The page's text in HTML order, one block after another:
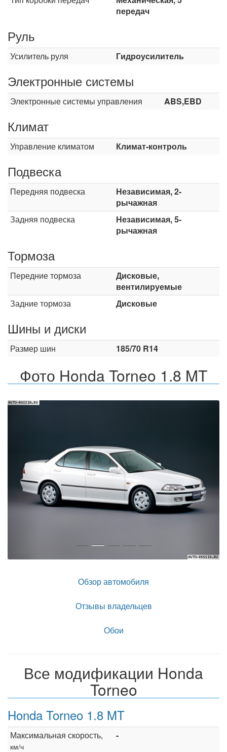
передач
Руль
Усилитель руля Гидроусилитель
Электронные системы
Электронные системы управления ABS,EBD
Климат
Управление климатом Климат-контроль
Подвеска
Передняя подвеска
Независимая, 2-
рычажная
Задняя подвеска
Независимая, 5-
рычажная
Тормоза
Передние тормоза
Дисковые,
вентилируемые
Задние тормоза
Дисковые
Шины и диски
Размер шин 185/70 R14
Фото Honda Torneo 1.8 MT
Назад
Обзор автомобиля
Отзывы владельцев
Обои
Все модификации Honda
Torneo
Honda Torneo 1.8 MT
Максимальная скорость,
км/ч
-